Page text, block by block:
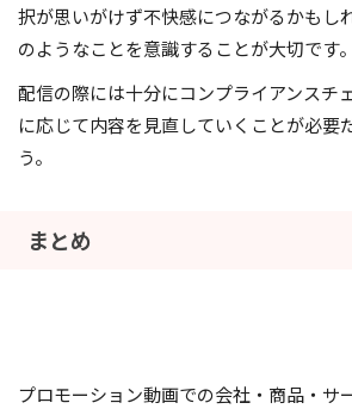
択が思いがけず不快感につながるかもし
のようなことを意識することが大切です。
配信の際には十分にコンプライアンスチ
に応じて内容を見直していくことが必要
う。
まとめ
プロモーション動画での会社・商品・サ